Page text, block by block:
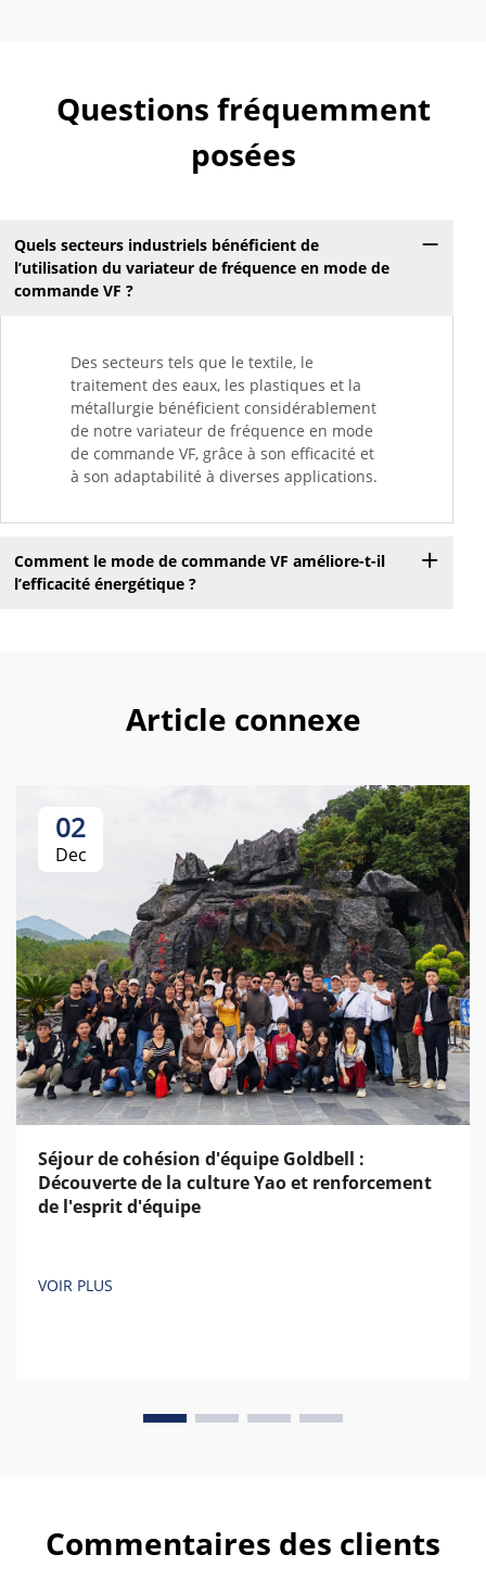
Questions fréquemment
posées
Quels secteurs industriels bénéficient de
l’utilisation du variateur de fréquence en mode de
commande VF ?
Des secteurs tels que le textile, le
traitement des eaux, les plastiques et la
métallurgie bénéficient considérablement
de notre variateur de fréquence en mode
de commande VF, grâce à son efficacité et
à son adaptabilité à diverses applications.
Comment le mode de commande VF améliore-t-il
l’efficacité énergétique ?
Article connexe
02
Dec
Séjour de cohésion d'équipe Goldbell :
Découverte de la culture Yao et renforcement
de l'esprit d'équipe
VOIR PLUS
Commentaires des clients